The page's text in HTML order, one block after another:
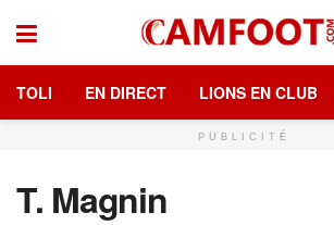
TOLI EN DIRECT LIONS EN CLUB
PUBLICITÉ
T. Magnin